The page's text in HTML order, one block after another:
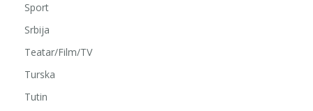
Sport
Srbija
Teatar/Film/TV
Turska
Tutin